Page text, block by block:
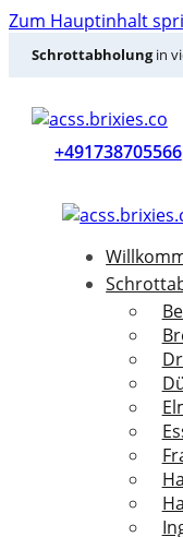
Zum Hauptinhalt
Schrottabholungin
+491738705566